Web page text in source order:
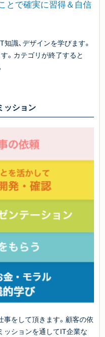
識、デザインを学びます。
。カテゴリが終了すると
ッション
をして頂きます。顧客の依
ッションを通してIT企業な